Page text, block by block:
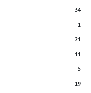
34
1
21
11
5
19